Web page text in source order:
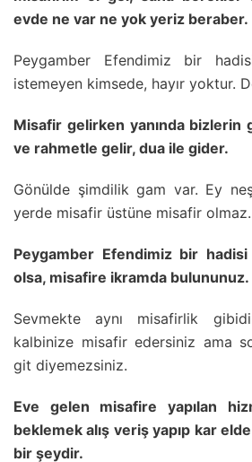
evde ne var ne yok yeriz beraber.
Peygamber Efendimiz bir
istemeyen kimsede, hayır yoktur.
Misafir gelirken yanında bizlerin
ve rahmetle gelir, dua ile gider.
Gönülde şimdilik gam var. Ey
yerde misafir üstüne misafir
Peygamber Efendimiz bir
olsa, misafire ikramda
Sevmekte aynı misafirlik
kalbinize misafir edersiniz ama
git diyemezsiniz.
Eve gelen misafire yapılan
beklemek alış veriş yapıp kar
bir şeydir.